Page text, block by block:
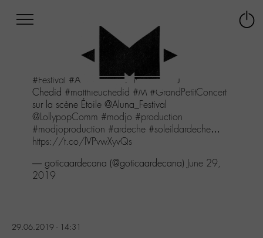
menu
Aller
au
contenu
Aller
recherche
#Festival #Aluna
#2019 -M- Matthieu
Chedid #matthieuchedid #M #GrandPetitConcert
sur la scène Étoile @Aluna_Festival
@LollypopComm #modjo #production
#modjoproduction #ardeche #soleildardeche…
https://t.co/lVPvwXyvQs
— goticaardecana (@goticaardecana) June 29,
2019
29.06.2019 - 14:31